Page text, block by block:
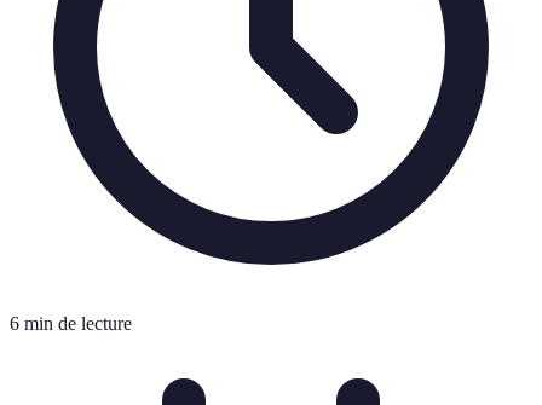
6 min de lecture